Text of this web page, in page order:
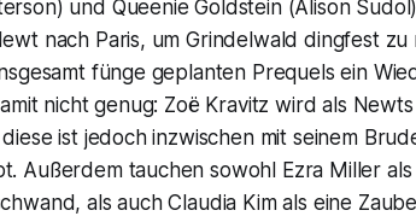
und Queenie Goldstein (Alison
nach Paris, um Grindelwald dingfest zu
fünge geplanten Prequels ein
nicht genug: Zoë Kravitz wird als
ist jedoch inzwischen mit seinem
Außerdem tauchen sowohl Ezra Miller
als auch Claudia Kim als eine